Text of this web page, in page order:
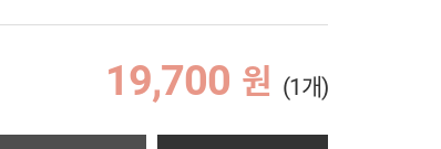
19,700 원 (1개)